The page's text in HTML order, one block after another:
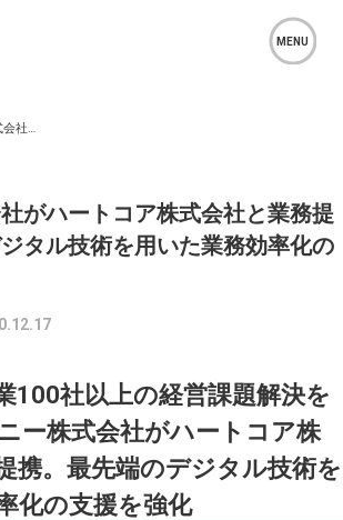
コロニー株式会社がハートコア株式会社と業務提携。最先端のデジタル技術を用いた業務効率化の支援を強化
がハートコア株式会社と業務提
タル技術を用いた業務効率化の
100社以上の経営課題解決を
ー株式会社がハートコア株
携。最先端のデジタル技術を
化の支援を強化